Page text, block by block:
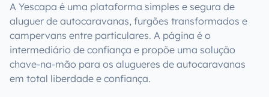
A Yescapa é uma plataforma simples e segura de
aluguer de autocaravanas, furgões transformados e
campervans entre particulares. A página é o
intermediário de confiança e propõe uma solução
chave-na-mão para os alugueres de autocaravanas
em total liberdade e confiança.